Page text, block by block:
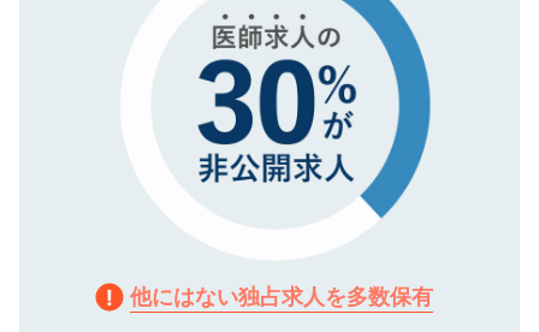
他にはない独占求人を多数保有